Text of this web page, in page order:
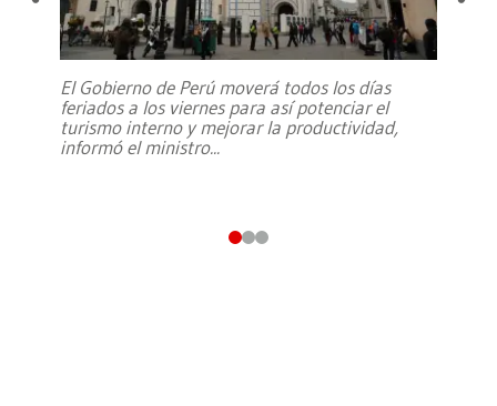
El Gobierno de Perú moverá todos los días
feriados a los viernes para así potenciar el
turismo interno y mejorar la productividad,
informó el ministro...